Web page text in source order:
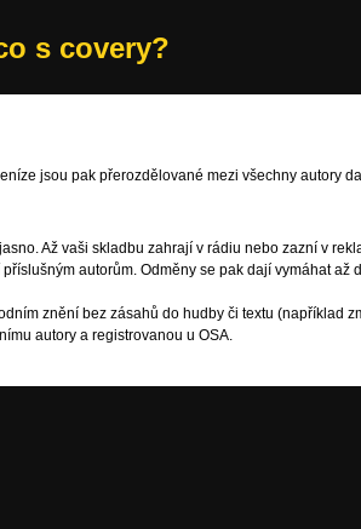
s covery?
jsou pak přerozdělované mezi všechny autory
Až vaši skladbu zahrají v rádiu nebo zazní v
autorům. Odměny se pak dají vymáhat až
znění bez zásahů do hudby či textu (například
autory a registrovanou u OSA.